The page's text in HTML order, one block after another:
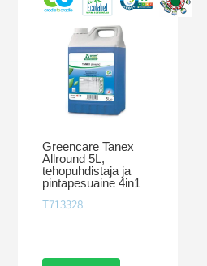
Greencare Tanex
Allround 5L,
tehopuhdistaja ja
pintapesuaine 4in1
T713328